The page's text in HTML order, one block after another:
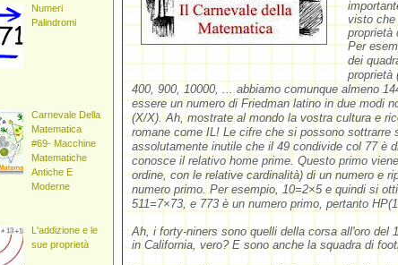
visto che
proprietà
Per
dei
proprietà
400, 900, 10000, ... abbiamo comunque almeno
essere un numero di Friedman latino in due modi
(X/X). Ah, mostrate al mondo la vostra cultura e
romane come IL! Le cifre che si possono
assolutamente inutile che il 49 condivide col 77 è
conosce il relativo home prime. Questo primo
ordine, con le relative cardinalità) di un numero e
numero primo. Per esempio, 10=2×5 e quindi si
511=7×73, e 773 è un numero primo, pertanto
Ah, i forty-niners sono quelli della corsa all'oro del
in California, vero? E sono anche la squadra di
Numeri
Palindromi
Carnevale Della
Matematica
#69- Macchine
Matematiche
Antiche E
Moderne
L'addizione e le
sue proprietà